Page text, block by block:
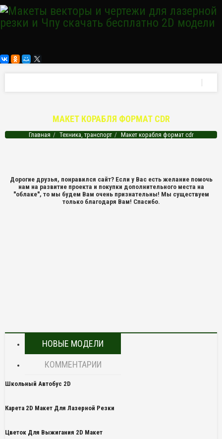
МАКЕТ КОРАБЛЯ ФОРМАТ CDR
Главная Техника, транспорт Макет корабля формат cdr
Дорогие друзья, понравился сайт? Если у Вас есть желание помочь
нам на развитие проекта и покупки дополнительного места на
"облаке", то мы будем Вам очень признательны! Мы существуем
только благодаря Вам! Спасибо.
НОВЫЕ МОДЕЛИ
КОММЕНТАРИИ
Школьный Автобус 2D
Карета 2D Макет Для Лазерной Резки
Цветок Для Выжигания 2D Макет